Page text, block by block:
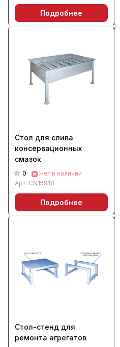
Подробнее
Стол для слива
консервационных
смазок
0
Нет в наличии
Арт. CN15918
Подробнее
Стол-стенд для
ремонта агрегатов